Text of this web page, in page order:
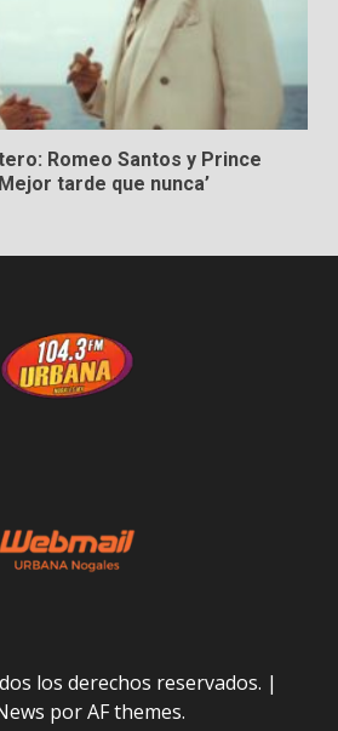
Romeo Santos y Prince
tarde que nunca’
los derechos reservados. |
por AF themes.